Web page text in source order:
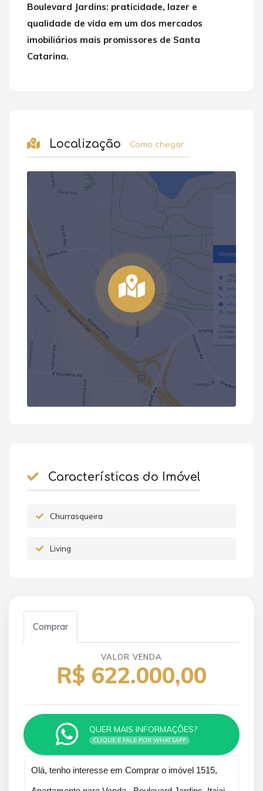
Boulevard Jardins: praticidade, lazer e
qualidade de vida em um dos mercados
imobiliários mais promissores de Santa
Catarina.
Localização Como chegar
Características do Imóvel
Churrasqueira
Living
Comprar
VALOR VENDA
R$ 622.000,00
QUER MAIS INFORMAÇÕES?
CLIQUE E FALE POR WHATSAPP